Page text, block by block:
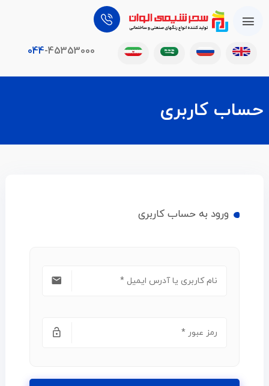
044-45353000
حساب کاربری
ورود به حساب کاربری